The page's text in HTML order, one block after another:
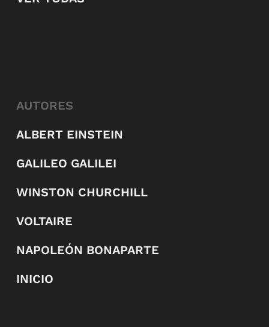
AUTORES
ALBERT EINSTEIN
GALILEO GALILEI
WINSTON CHURCHILL
VOLTAIRE
NAPOLEÓN BONAPARTE
INICIO